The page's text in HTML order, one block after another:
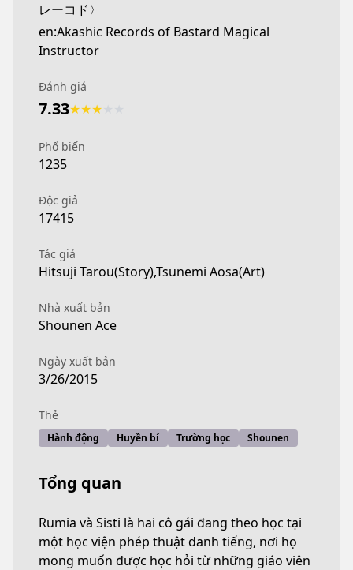
レーコド〉
en:Akashic Records of Bastard Magical
Instructor
Đánh giá
7.33★★★
Phổ biến
1235
Độc giả
17415
Tác giả
Hitsuji Tarou(Story),Tsunemi Aosa(Art)
Nhà xuất bản
Shounen Ace
Ngày xuất bản
3/26/2015
Thẻ
Hành động Huyền bí Trường học Shounen
Tổng quan
Rumia và Sisti là hai cô gái đang theo học tại
một học viện phép thuật danh tiếng, nơi họ
mong muốn được học hỏi từ những giáo viên